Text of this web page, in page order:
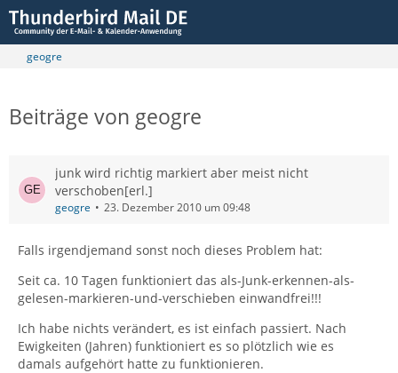
geogre
Beiträge von geogre
junk wird richtig markiert aber meist nicht
verschoben[erl.]
geogre 23. Dezember 2010 um 09:48
Falls irgendjemand sonst noch dieses Problem hat:
Seit ca. 10 Tagen funktioniert das als-Junk-erkennen-als-
gelesen-markieren-und-verschieben einwandfrei!!!
Ich habe nichts verändert, es ist einfach passiert. Nach
Ewigkeiten (Jahren) funktioniert es so plötzlich wie es
damals aufgehört hatte zu funktionieren.